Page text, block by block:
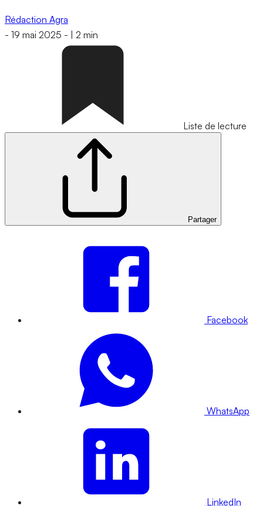
Rédaction Agra
- 19 mai 2025 - 2 min
Liste de lecture
Partager
Facebook
WhatsApp
LinkedIn